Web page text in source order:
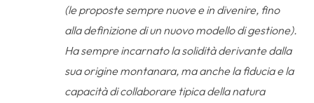
(le proposte sempre nuove e in divenire, fino
alla definizione di un nuovo modello di gestione).
Ha sempre incarnato la solidità derivante dalla
sua origine montanara, ma anche la fiducia e la
capacità di collaborare tipica della natura